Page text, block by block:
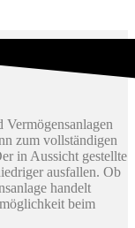
zum vollständigen
in Aussicht gestellte
ausfallen. Ob
handelt
beim